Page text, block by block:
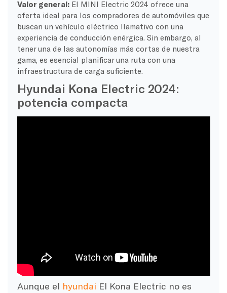
Valor general:El MINI Electric 2024 ofrece una
oferta ideal para los compradores de automóviles que
buscan un vehículo eléctrico llamativo con una
experiencia de conducción enérgica. Sin embargo, al
tener una de las autonomías más cortas de nuestra
gama, es esencial planificar una ruta con una
infraestructura de carga suficiente.
Hyundai Kona Electric 2024:
potencia compacta
Aunque el hyundai El Kona Electric no es